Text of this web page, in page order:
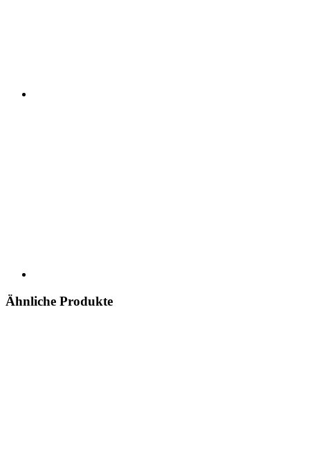
Ähnliche Produkte